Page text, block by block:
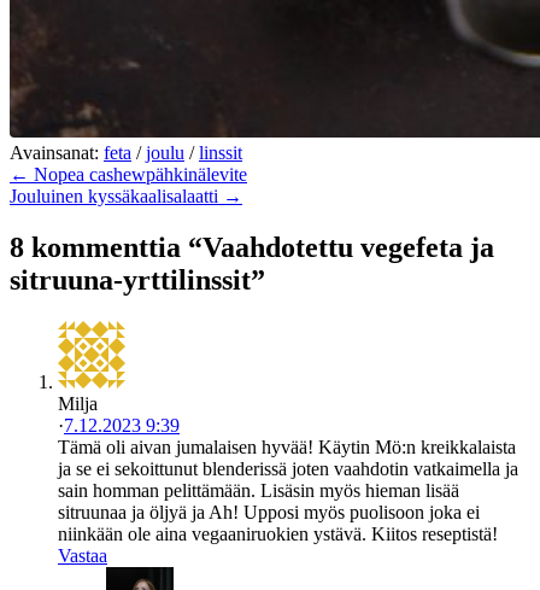
Avainsanat: feta /joulu /linssit
← Nopea cashewpähkinälevite
Jouluinen kyssäkaalisalaatti →
8 kommenttia “Vaahdotettu vegefeta ja
sitruuna-yrttilinssit”
Milja
·7.12.2023 9:39
Tämä oli aivan jumalaisen hyvää! Käytin Mö:n kreikkalaista
ja se ei sekoittunut blenderissä joten vaahdotin vatkaimella ja
sain homman pelittämään. Lisäsin myös hieman lisää
sitruunaa ja öljyä ja Ah! Upposi myös puolisoon joka ei
niinkään ole aina vegaaniruokien ystävä. Kiitos reseptistä!
Vastaa